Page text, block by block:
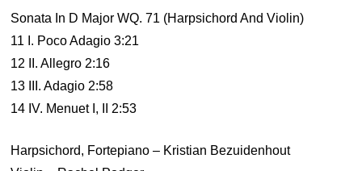
Sonata In D Major WQ. 71 (Harpsichord And Violin)
11 I. Poco Adagio 3:21
12 II. Allegro 2:16
13 III. Adagio 2:58
14 IV. Menuet I, II 2:53
Harpsichord, Fortepiano – Kristian Bezuidenhout